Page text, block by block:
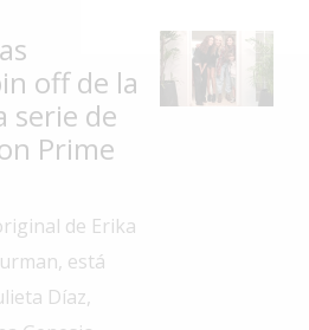
off de la
serie de
Prime
de Erika
está
Díaz,